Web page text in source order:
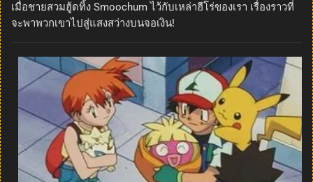
เมื่อชายสวมฮู้ดทิ้ง Smoochum ไว้กับเหล่าฮีโร่ของเรา เรื่องราวที่
จะพาพวกเขาไปสู่แสงสว่างบนจอเงิน!